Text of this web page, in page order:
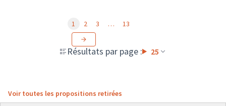
Résultats par page : 25
1 2 3 … 13
Voir toutes les propositions retirées